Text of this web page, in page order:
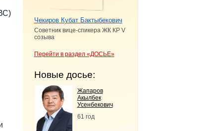
Чекиров Кубат Бактыбекович
Советник вице-спикера ЖК КР V
созыва
Перейти в раздел «ДОСЬЕ»
Новые досье:
Жапаров
Акылбек
Усенбекович
61 год